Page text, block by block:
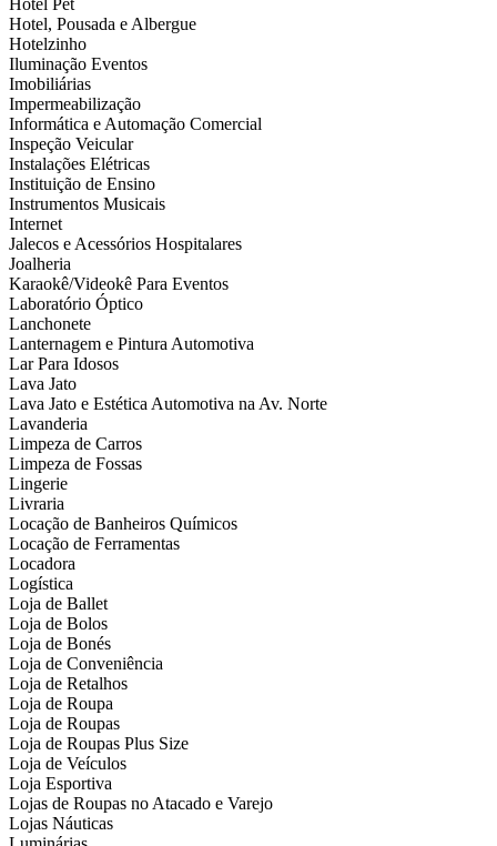
Hotel Pet
Hotel, Pousada e Albergue
Hotelzinho
Iluminação Eventos
Imobiliárias
Impermeabilização
Informática e Automação Comercial
Inspeção Veicular
Instalações Elétricas
Instituição de Ensino
Instrumentos Musicais
Internet
Jalecos e Acessórios Hospitalares
Joalheria
Karaokê/Videokê Para Eventos
Laboratório Óptico
Lanchonete
Lanternagem e Pintura Automotiva
Lar Para Idosos
Lava Jato
Lava Jato e Estética Automotiva na Av. Norte
Lavanderia
Limpeza de Carros
Limpeza de Fossas
Lingerie
Livraria
Locação de Banheiros Químicos
Locação de Ferramentas
Locadora
Logística
Loja de Ballet
Loja de Bolos
Loja de Bonés
Loja de Conveniência
Loja de Retalhos
Loja de Roupa
Loja de Roupas
Loja de Roupas Plus Size
Loja de Veículos
Loja Esportiva
Lojas de Roupas no Atacado e Varejo
Lojas Náuticas